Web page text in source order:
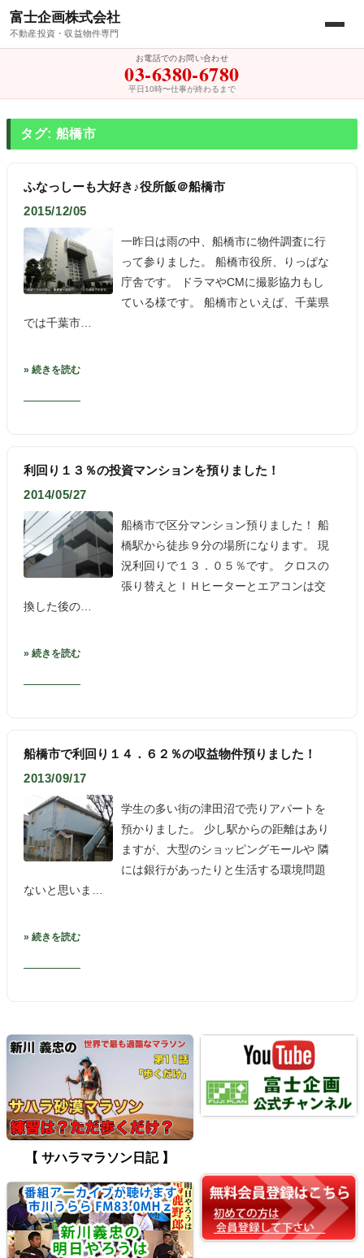
富士企画株式会社
不動産投資・収益物件専門
お電話でのお問い合わせ
03-6380-6780
平日10時〜仕事が終わるまで
タグ: 船橋市
ふなっしーも大好き♪役所飯＠船橋市
2015/12/05
一昨日は雨の中、船橋市に物件調査に行
って参りました。 船橋市役所、りっぱな
庁舎です。 ドラマやCMに撮影協力もし
ている様です。 船橋市といえば、千葉県
では千葉市…
» 続きを読む
利回り１３％の投資マンションを預りました！
2014/05/27
船橋市で区分マンション預りました！ 船
橋駅から徒歩９分の場所になります。 現
況利回りで１３．０５％です。 クロスの
張り替えとＩＨヒーターとエアコンは交
換した後の…
» 続きを読む
船橋市で利回り１４．６２％の収益物件預りました！
2013/09/17
学生の多い街の津田沼で売りアパートを
預かりました。 少し駅からの距離はあり
ますが、大型のショッピングモールや 隣
には銀行があったりと生活する環境問題
ないと思いま…
» 続きを読む
【 サハラマラソン日記 】